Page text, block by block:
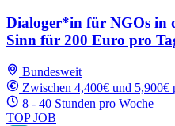
Dialoger*in für NGOs in
Sinn für 200 Euro pro
Bundesweit
Zwischen 4,400€ und 5,900€
8 - 40 Stunden pro Woche
TOP JOB